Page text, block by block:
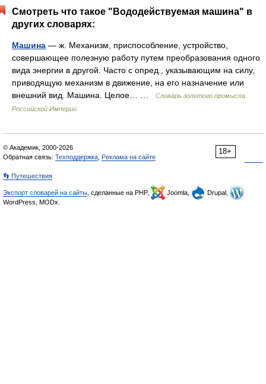
Смотреть что такое "Вододействуемая машина" в
других словарях:
Машина — ж. Механизм, приспособление, устройство,
совершающее полезную работу путем преобразования одного
вида энергии в другой. Часто с опред., указывающим на силу,
приводящую механизм в движение, на его назначение или
внешний вид. Машина. Целое… …
Словарь золотого промысла
Российской Империи
18+
© Академик, 2000-2026
Обратная связь: Техподдержка Реклама на сайте
👣 Путешествия
Экспорт словарей на сайты , сделанные на PHP, Joomla,
Drupal,
WordPress, MODx.